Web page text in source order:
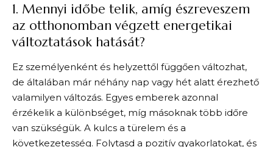
1. Mennyi időbe telik, amíg észreveszem
az otthonomban végzett energetikai
változtatások hatását?
Ez személyenként és helyzettől függően változhat,
de általában már néhány nap vagy hét alatt érezhető
valamilyen változás. Egyes emberek azonnal
érzékelik a különbséget, míg másoknak több időre
van szükségük. A kulcs a türelem és a
következetesség. Folytasd a pozitív gyakorlatokat, és